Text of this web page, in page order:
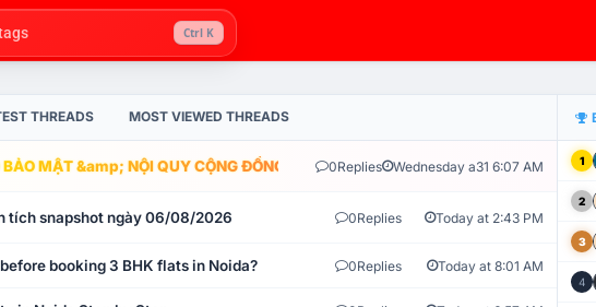
Ctrl K
THREADS MOST VIEWED THREADS
BẢO MẬT &amp; NỘI QUY CỘNG ĐỒNG VLIKE.VN: HỆ THỐNG GIÁM SÁT TỰ
0Replies Wednesday a31 6:07 AM
tích snapshot ngày 06/08/2026 0Replies Today at 2:43 PM
booking 3 BHK flats in Noida? 0Replies Today at 8:01 AM
1
2
3
4